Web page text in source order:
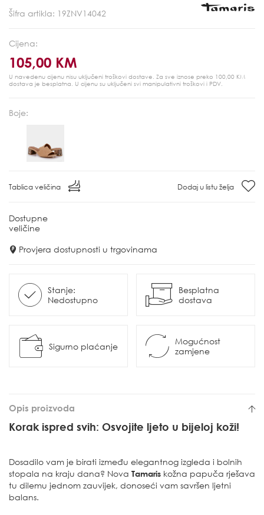
Šifra artikla: 19ZNV14042
Cijena:
105,00 KM
U navedenu cijenu nisu uključeni troškovi dostave. Za sve iznose preko 100,00 KM
dostava je besplatna. U cijenu su uključeni svi manipulativni troškovi i PDV.
Boje:
Tablica veličina Dodaj u listu želja
Dostupne
veličine
Provjera dostupnosti u trgovinama
Stanje:
Nedostupno
Besplatna
dostava
Sigurno plaćanje
Mogućnost
zamjene
Opis proizvoda
Korak ispred svih: Osvojite ljeto u bijeloj koži!
Dosadilo vam je birati između elegantnog izgleda i bolnih
stopala na kraju dana? Nova Tamaris kožna papuča rješava
tu dilemu jednom zauvijek, donoseći vam savršen ljetni
balans.